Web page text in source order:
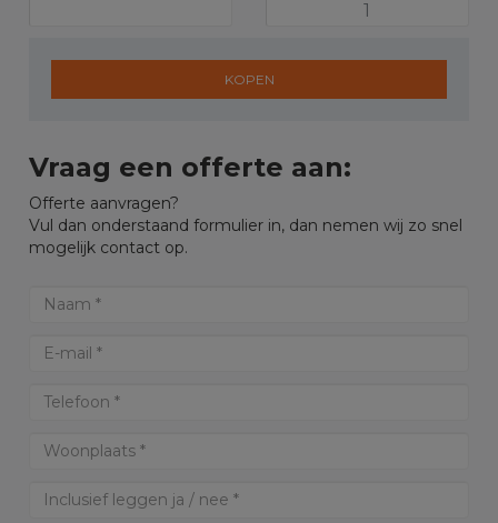
KOPEN
Vraag een offerte aan:
Offerte aanvragen?
Vul dan onderstaand formulier in, dan nemen wij zo snel
mogelijk contact op.